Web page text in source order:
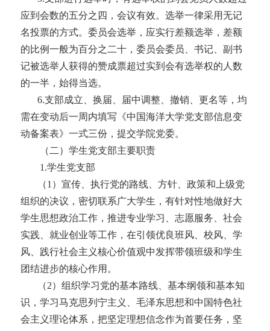
应到会数的五分之四，会议有效。选举一律采用无记
名投票的方式。委员会选举，应实行差额选举，差额
的比例一般为百分之二十，委员会委员、书记、副书
记被选举人获得的赞成票超过实到会有选举权的人数
的一半，始得当选。
6.支部成立、换届、届中调整、撤销、更名等，均
需在变动后一周内填写《中国海洋大学党支部信息变
动备案表》一式三份，提交学院党委。
（二）学生党支部主要职责
1 .学生党支部
（1）宣传、执行党的路线、方针、政策和上级党
组织的决议，密切联系广大学生，有针对性地做好大
学生思想政治工作，推进专业学习、志愿服务、社会
实践、就业创业等工作，在引领优良班风、校风、学
风、践行社会主义核心价值观中发挥带领班级和学生
团结进步的核心作用。
（2）组织学习党的基本路线、基本纲领和基本知
识，学习马克思列宁主义、毛泽东思想和中国特色社
会主义理论体系，把坚定理想信念作为首要任务，坚